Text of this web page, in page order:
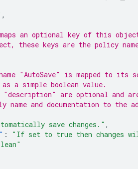
,
an optional key of this
these keys are the policy
"AutoSave" is mapped to its
a simple boolean value.
are optional and are
name and documentation to the
save changes." ,
:
"If set to true then changes